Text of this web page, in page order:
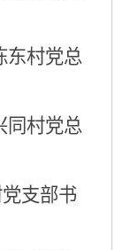
东村党总
同村党总
支部书